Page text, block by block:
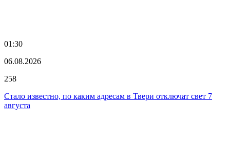
01:30
06.08.2026
258
Стало известно, по каким адресам в Твери отключат свет 7
августа